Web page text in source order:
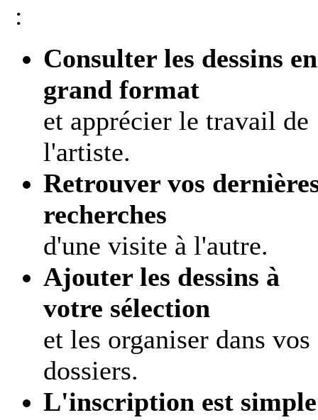
:
Consulter les dessins en
grand format
et apprécier le travail de
l'artiste.
Retrouver vos
recherches
d'une visite à l'autre.
Ajouter les dessins à
votre sélection
et les organiser dans vos
dossiers.
L'inscription est simple